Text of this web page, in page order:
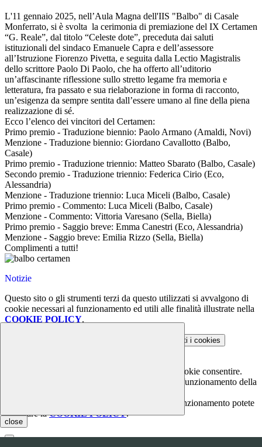
close
L'11 gennaio 2025, nell’Aula Magna dell'IIS "Balbo" di Casale
Monferrato, si è svolta la cerimonia di premiazione del IX Certamen
“G. Reale”, dal titolo “Celeste dote”, preceduta dai saluti
istituzionali del sindaco Emanuele Capra e dell’assessore
all’Istruzione Fiorenzo Pivetta, e seguita dalla Lectio Magistralis
dello scrittore Paolo Di Paolo, che ha offerto all’uditorio
un’affascinante riflessione sullo stretto legame fra memoria e
letteratura, fra passato e sua rielaborazione in forma di racconto,
un’esigenza da sempre sentita dall’essere umano al fine della piena
realizzazione di sé.
Ecco l’elenco dei vincitori del Certamen:
Primo premio - Traduzione biennio: Paolo Armano (Amaldi, Novi)
Menzione - Traduzione biennio: Giordano Cavallotto (Balbo,
Casale)
Primo premio - Traduzione triennio: Matteo Sbarato (Balbo, Casale)
Secondo premio - Traduzione triennio: Federica Cirio (Eco,
Alessandria)
Menzione - Traduzione triennio: Luca Miceli (Balbo, Casale)
Primo premio - Commento: Luca Miceli (Balbo, Casale)
Menzione - Commento: Vittoria Varesano (Sella, Biella)
Primo premio - Saggio breve: Emma Canestri (Eco, Alessandria)
Menzione - Saggio breve: Emilia Rizzo (Sella, Biella)
Complimenti a tutti!
Notizie
Questo sito o gli strumenti terzi da questo utilizzati si avvalgono di
cookie necessari al funzionamento ed utili alle finalità illustrate nella
COOKIE POLICY.
Accetta tutti i cookies
In questa schermata è possibile scegliere quali cookie consentire.
I cookie necessari sono quelli che consentono il funzionamento della
Per conoscere quali sono i cookie necessari al funzionamento potete
visionare laCOOKIE POLICY.